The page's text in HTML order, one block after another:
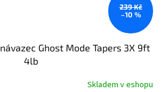
239 Kč
–10 %
Ghost Mode Tapers 3X 9ft
4lb
Skladem v eshopu